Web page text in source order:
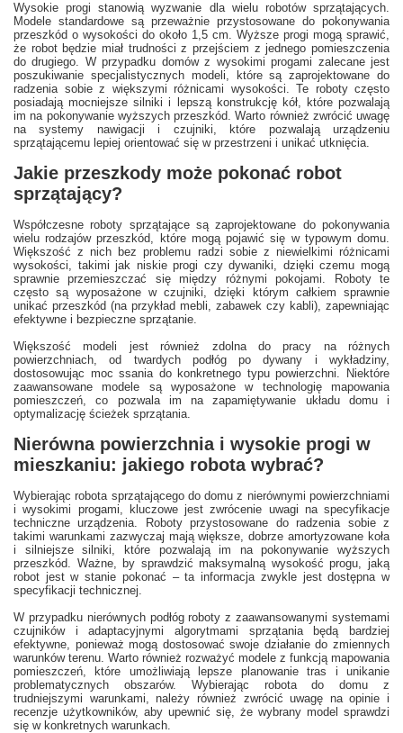
Wysokie progi stanowią wyzwanie dla wielu robotów sprzątających.
Modele standardowe są przeważnie przystosowane do pokonywania
przeszkód o wysokości do około 1,5 cm. Wyższe progi mogą sprawić,
że robot będzie miał trudności z przejściem z jednego pomieszczenia
do drugiego. W przypadku domów z wysokimi progami zalecane jest
poszukiwanie specjalistycznych modeli, które są zaprojektowane do
radzenia sobie z większymi różnicami wysokości. Te roboty często
posiadają mocniejsze silniki i lepszą konstrukcję kół, które pozwalają
im na pokonywanie wyższych przeszkód. Warto również zwrócić uwagę
na systemy nawigacji i czujniki, które pozwalają urządzeniu
sprzątającemu lepiej orientować się w przestrzeni i unikać utknięcia.
Jakie przeszkody może pokonać robot
sprzątający?
Współczesne roboty sprzątające są zaprojektowane do pokonywania
wielu rodzajów przeszkód, które mogą pojawić się w typowym domu.
Większość z nich bez problemu radzi sobie z niewielkimi różnicami
wysokości, takimi jak niskie progi czy dywaniki, dzięki czemu mogą
sprawnie przemieszczać się między różnymi pokojami. Roboty te
często są wyposażone w czujniki, dzięki którym całkiem sprawnie
unikać przeszkód (na przykład mebli, zabawek czy kabli), zapewniając
efektywne i bezpieczne sprzątanie.
Większość modeli jest również zdolna do pracy na różnych
powierzchniach, od twardych podłóg po dywany i wykładziny,
dostosowując moc ssania do konkretnego typu powierzchni. Niektóre
zaawansowane modele są wyposażone w technologię mapowania
pomieszczeń, co pozwala im na zapamiętywanie układu domu i
optymalizację ścieżek sprzątania.
Nierówna powierzchnia i wysokie progi w
mieszkaniu: jakiego robota wybrać?
Wybierając robota sprzątającego do domu z nierównymi powierzchniami
i wysokimi progami, kluczowe jest zwrócenie uwagi na specyfikacje
techniczne urządzenia. Roboty przystosowane do radzenia sobie z
takimi warunkami zazwyczaj mają większe, dobrze amortyzowane koła
i silniejsze silniki, które pozwalają im na pokonywanie wyższych
przeszkód. Ważne, by sprawdzić maksymalną wysokość progu, jaką
robot jest w stanie pokonać – ta informacja zwykle jest dostępna w
specyfikacji technicznej.
W przypadku nierównych podłóg roboty z zaawansowanymi systemami
czujników i adaptacyjnymi algorytmami sprzątania będą bardziej
efektywne, ponieważ mogą dostosować swoje działanie do zmiennych
warunków terenu. Warto również rozważyć modele z funkcją mapowania
pomieszczeń, które umożliwiają lepsze planowanie tras i unikanie
problematycznych obszarów. Wybierając robota do domu z
trudniejszymi warunkami, należy również zwrócić uwagę na opinie i
recenzje użytkowników, aby upewnić się, że wybrany model sprawdzi
się w konkretnych warunkach.